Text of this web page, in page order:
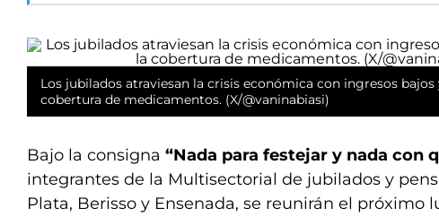
Los jubilados atraviesan la crisis económica con ingresos bajos
cobertura de medicamentos. (X/@vaninabiasi)
Bajo la consigna “Nada para festejar y nada con
integrantes de la Multisectorial de jubilados y
Plata, Berisso y Ensenada, se reunirán el próximo